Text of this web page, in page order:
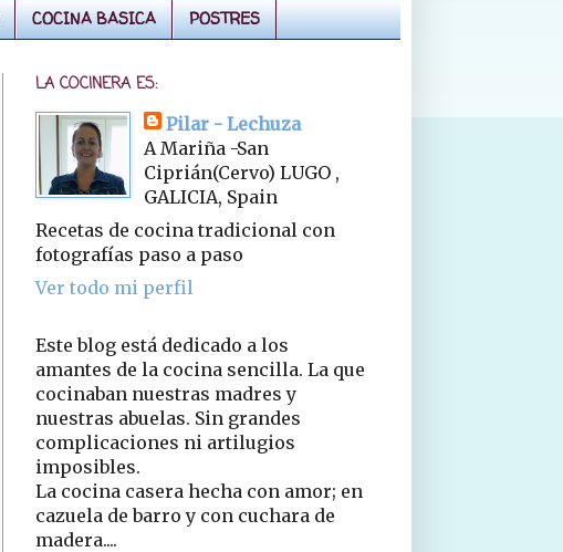
COCINA BASICA POSTRES
LA COCINERA ES:
Pilar - Lechuza
A Mariña -San
Ciprián(Cervo) LUGO ,
GALICIA, Spain
Recetas de cocina tradicional con
fotografías paso a paso
Ver todo mi perfil
Este blog está dedicado a los
amantes de la cocina sencilla. La que
cocinaban nuestras madres y
nuestras abuelas. Sin grandes
complicaciones ni artilugios
imposibles.
La cocina casera hecha con amor; en
cazuela de barro y con cuchara de
madera....